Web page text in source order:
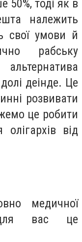
50%, тоді як в
належить
свої умови й
рабську
деінде. Це
розвивати
це робити
від
медичної
вас це